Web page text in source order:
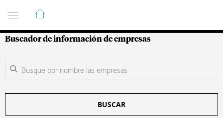
Guía de Empresas Colombianas
Buscador de información de empresas
BUSCAR